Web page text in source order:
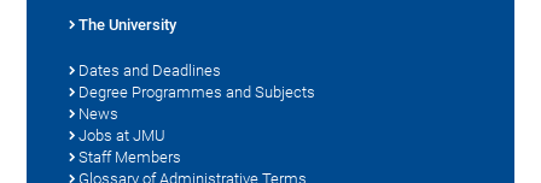
The University
Dates and Deadlines
Degree Programmes and Subjects
News
Jobs at JMU
Staff Members
Glossary of Administrative Terms